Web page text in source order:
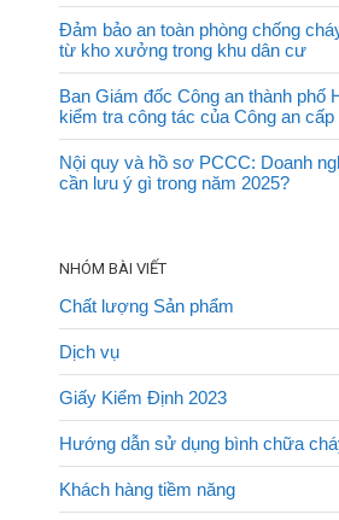
Đảm bảo an toàn phòng chống
từ kho xưởng trong khu dân cư
Ban Giám đốc Công an thành phố
kiểm tra công tác của Công an cấp
Nội quy và hồ sơ PCCC: Doanh
cần lưu ý gì trong năm 2025?
NHÓM BÀI VIẾT
Chất lượng Sản phẩm
Dịch vụ
Giấy Kiểm Định 2023
Hướng dẫn sử dụng bình chữa
Khách hàng tiềm năng